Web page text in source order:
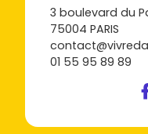
3 boulevard du
75004 PARIS
01 55 95 89 89